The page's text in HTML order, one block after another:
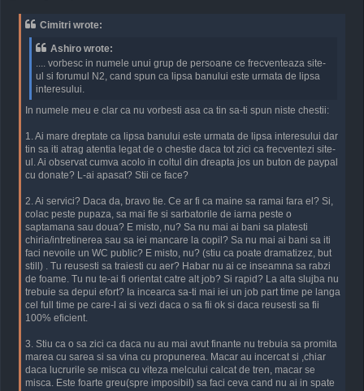
Cimitri wrote:
Ashiro wrote:
.... vorbesc in numele unui grup de persoane ce frecventeaza site-
ul si forumul N2, cand spun ca lipsa banului este urmata de lipsa
interesului.
In numele meu e clar ca nu vorbesti asa ca tin sa-ti spun niste chestii:
1. Ai mare dreptate ca lipsa banului este urmata de lipsa interesului dar
tin sa iti atrag atentia legat de o chestie daca tot zici ca frecventezi site-
ul. Ai observat cumva acolo in coltul din dreapta jos un buton de paypal
cu donate? L-ai apasat? Stii ce face?
2. Ai servici? Daca da, bravo tie. Ce ar fi ca maine sa ramai fara el? Si,
colac peste pupaza, sa mai fie si sarbatorile de iarna peste o
saptamana sau doua? E misto, nu? Sa nu mai ai bani sa platesti
chiria/intretinerea sau sa iei mancare la copil? Sa nu mai ai bani sa iti
faci nevoile un WC public? E misto, nu? (stiu ca poate dramatizez, but
still) . Tu reusesti sa traiesti cu aer? Habar nu ai ce inseamna sa rabzi
de foame. Tu nu te-ai fi orientat catre alt job? Si rapid? La alta slujba nu
trebuie sa depui efort? Ia incearca sa-ti mai iei un job part time pe langa
cel full time pe care-l ai si vezi daca o sa fii ok si daca reusesti sa fii
100% eficient.
3. Stiu ca o sa zici ca daca nu au mai avut finante nu trebuia sa promita
marea cu sarea si sa vina cu propunerea. Macar au incercat si ,chiar
daca lucrurile se misca cu viteza melcului calcat de tren, macar se
misca. Este foarte greu(spre imposibil) sa faci ceva cand nu ai in spate